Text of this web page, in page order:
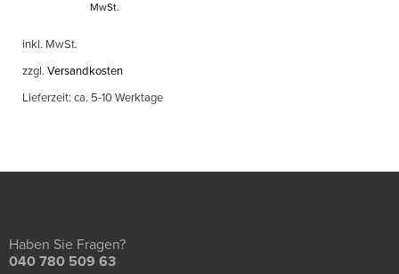
MwSt.
inkl. MwSt.
zzgl. Versandkosten
Lieferzeit: ca. 5-10 Werktage
Haben Sie Fragen?
040 780 509 63